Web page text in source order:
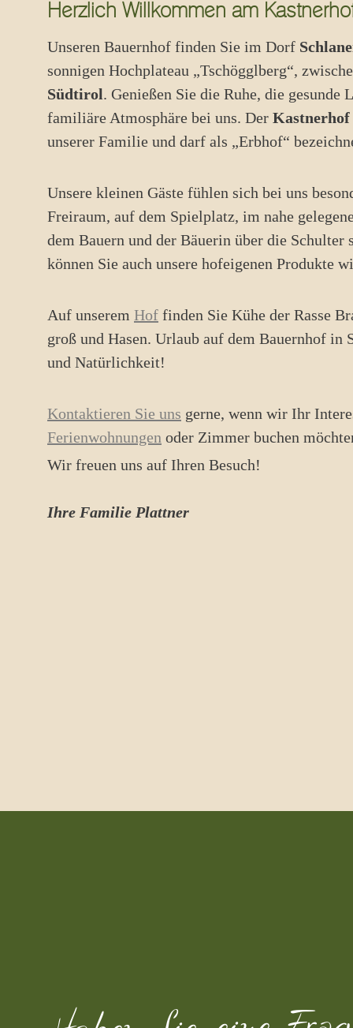
Herzlich Willkommen am
Unseren Bauernhof finden Sie im Dorf
sonnigen Hochplateau „Tschögglberg“,
Südtirol. Genießen Sie die Ruhe, die
familiäre Atmosphäre bei uns. Der Kastnerhof
unserer Familie und darf als „Erbhof“
Unsere kleinen Gäste fühlen sich bei uns
Freiraum, auf dem Spielplatz, im nahe
dem Bauern und der Bäuerin über die
können Sie auch unsere hofeigenen Produkte
Auf unserem Hof finden Sie Kühe der Rasse
groß und Hasen. Urlaub auf dem Bauernhof
und Natürlichkeit!
Kontaktieren Sie uns gerne, wenn wir Ihr
Ferienwohnungen oder Zimmer buchen
Wir freuen uns auf Ihren Besuch!
Ihre Familie Plattner